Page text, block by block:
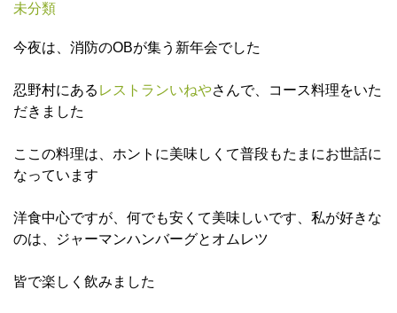
未分類
今夜は、消防のOBが集う新年会でした
忍野村にある レストランいねやさんで、コース料理をいた
だきました
ここの料理は、ホントに美味しくて普段もたまにお世話に
なっています
洋食中心ですが、何でも安くて美味しいです、私が好きな
のは、ジャーマンハンバーグとオムレツ
皆で楽しく飲みました